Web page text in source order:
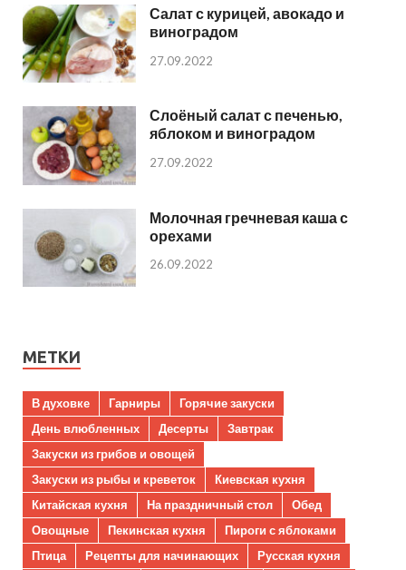
Салат с курицей, авокадо и
виноградом
27.09.2022
Слоёный салат с печенью,
яблоком и виноградом
27.09.2022
Молочная гречневая каша с
орехами
26.09.2022
МЕТКИ
В духовке Гарниры
Горячие закуски
День влюбленных
Десерты
Завтрак
Закуски из грибов и овощей
Закуски из рыбы и креветок
Киевская кухня
Китайская кухня
На праздничный стол
Обед
Овощные
Пекинская кухня
Пироги с яблоками
Птица
Рецепты для начинающих
Русская кухня